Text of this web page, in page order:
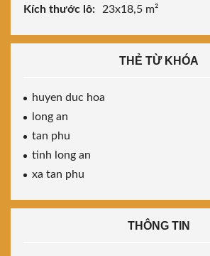
Kích thước lô:
23x18,5 m²
THẺ TỪ KHÓA
huyen duc hoa
long an
tan phu
tinh long an
xa tan phu
THÔNG TIN